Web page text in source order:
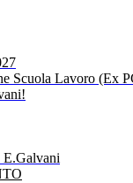
Scuola Lavoro (Ex